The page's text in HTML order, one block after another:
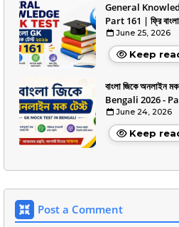
General
Part 161 | ফ্রি
June 25, 2026
Keep
বাংলা জিকে
Bengali 2026 -
June 24, 2026
Keep
Post a Comment